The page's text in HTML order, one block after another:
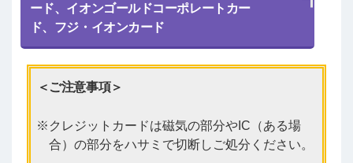
ード、イオンゴールドコーポレートカー
ド、フジ・イオンカード
＜ご注意事項＞
クレジットカードは磁気の部分やIC（ある場
合）の部分をハサミで切断しご処分ください。